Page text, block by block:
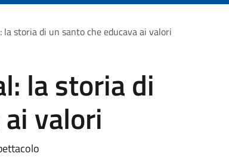
la storia di un santo che educava ai valori
la storia di
valori